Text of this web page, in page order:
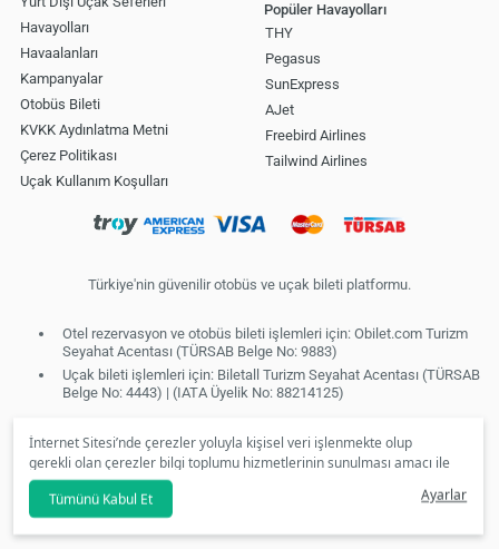
İnternet Sitesi’nde çerezler yoluyla kişisel veri işlenmekte olup
gerekli olan çerezler bilgi toplumu hizmetlerinin sunulması amacı ile
kullanılmaktadır. Tercihleriniz doğrultusunda size özel
kişiselleştirilmiş çerezleri ve özel kampanyaları
seçeneğine
tıklamanız halinde kullanımınıza sunamayacağız.
Aydınlatma Metni’mizi lütfen inceleyiniz.
Tümünü Kabul Et Ayarlar
Havayolları
Havaalanları
Kampanyalar
Otobüs Bileti
KVKK Aydınlatma Metni
Çerez Politikası
Uçak Kullanım Koşulları
Popüler Havayolları
THY
Pegasus
SunExpress
AJet
Freebird Airlines
Tailwind Airlines
Türkiye'nin güvenilir otobüs ve uçak bileti platformu.
Otel rezervasyon ve otobüs bileti işlemleri için: Obilet.com Turizm
Seyahat Acentası (TÜRSAB Belge No: 9883)
Uçak bileti işlemleri için: Biletall Turizm Seyahat Acentası (TÜRSAB
Belge No: 4443) | (IATA Üyelik No: 88214125)